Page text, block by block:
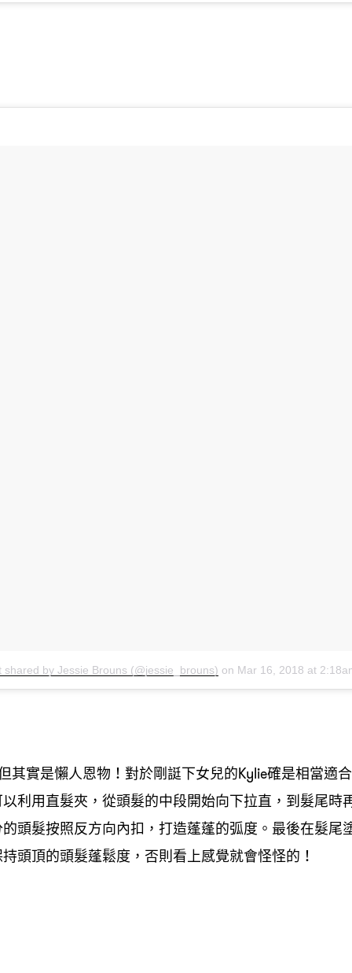
shared by Jessie Brouns (@jessie_brouns) on Mar 16, 2018 at
其實是懶人恩物 ！ 對於剛誔下女兒的Kylie確是相當適合
利用直髮夾 ， 從頭髮的中段開始向下拉直 ， 到髮尾時
頭髮按照反方向內扣 ， 打造蓬蓬的弧度。最後在髮尾
頭頂的頭髮蓬鬆度 ， 否則看上感覺就會怪怪的 ！